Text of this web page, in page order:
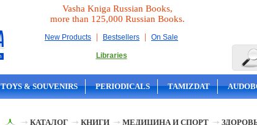
Vasha Kniga Russian Books,
more than 125,000 Russian Books.
New Products | Bestsellers | On Sale
Libraries
TOYS & SOUVENIRS PERIODICALS TAMIZDAT
КАТАЛОГ КНИГИ МЕДИЦИНА И СПОРТ